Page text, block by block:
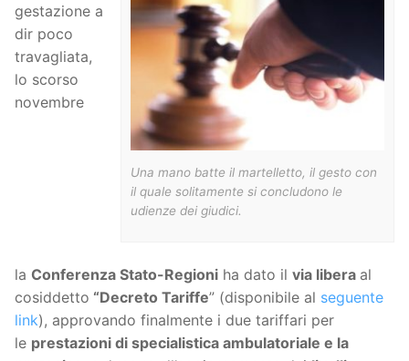
Una mano batte il martelletto, il gesto con
il quale solitamente si concludono le
udienze dei giudici.
gestazione a
dir poco
travagliata,
lo scorso
novembre
la Conferenza Stato-Regioni ha dato il via libera al
cosiddetto “Decreto Tariffe” (disponibile al seguente
link), approvando finalmente i due tariffari per
le prestazioni di specialistica ambulatoriale e la